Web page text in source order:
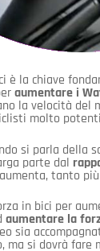
è la chiave
aumentare i
la velocità del
molto
si parla della
parte dal
tanto
in bici per
aumentare la
sia
ma si dovrà